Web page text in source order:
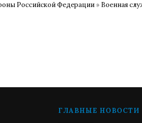
Российской Федерации » Военная
ГЛАВНЫЕ НОВОСТИ